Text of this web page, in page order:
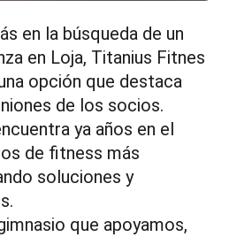
en la búsqueda de un
en Loja, Titanius Fitnes
opción que destaca
de los socios.
ya años en el
de fitness más
soluciones y
que apoyamos,